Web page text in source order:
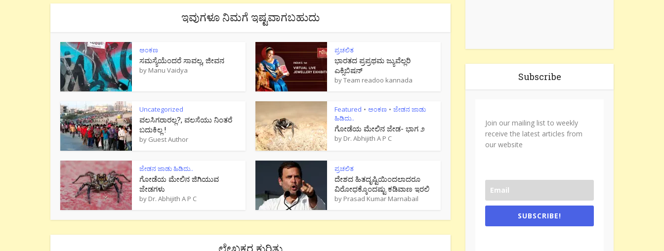
ಇವುಗಳೂ ನಿಮಗೆ ಇಷ್ಟವಾಗಬಹುದು
ಅಂಕಣ
ಸಮಸ್ಯೆಯೆಂದರೆ ಸಾವಲ್ಲ, ಜೀವನ
by Manu Vaidya
ಪ್ರಚಲಿತ
ಭಾರತದ ಪ್ರಪ್ರಥಮ ಜ್ಯುವೆಲ್ಲರಿ
ಎಕ್ಸಿಬಿಷನ್
byTeam readoo kannada
Uncategorized
ವಲಸಿಗರಾರಲ್ಲ?, ವಲಸೆಯು ನಿಂತರೆ
ಬದುಕಿಲ್ಲ !
by Guest Author
Featured • ಅಂಕಣ • ಜೇಡನ ಜಾಡು
ಹಿಡಿದು..
ಗೋಡೆಯ ಮೇಲಿನ ಜೇಡ- ಭಾಗ ೨
by Dr. Abhijith A P C
ಜೇಡನ ಜಾಡು ಹಿಡಿದು..
ಗೋಡೆಯ ಮೇಲಿನ ಜಿಗಿಯುವ
ಜೇಡಗಳು
by Dr. Abhijith A P C
ಪ್ರಚಲಿತ
ದೇಶದ ಹಿತದೃಷ್ಟಿಯಿಂದಲಾದರೂ
ವಿರೋಧಕ್ಕೊಂದಷ್ಟು ಕಡಿವಾಣ ಇರಲಿ
by Prasad Kumar Marnabail
Subscribe
Join our mailing list to weekly
receive the latest articles from
our website
SUBSCRIBE!